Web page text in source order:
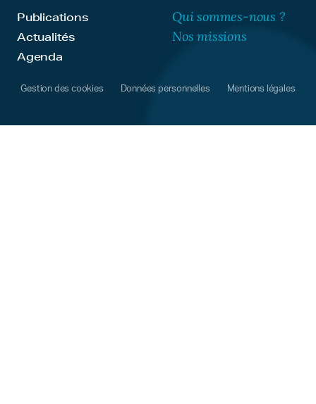
Publications
Actualités
Agenda
Qui sommes-nous ?
Nos missions
Gestion des cookies Données personnelles Mentions légales